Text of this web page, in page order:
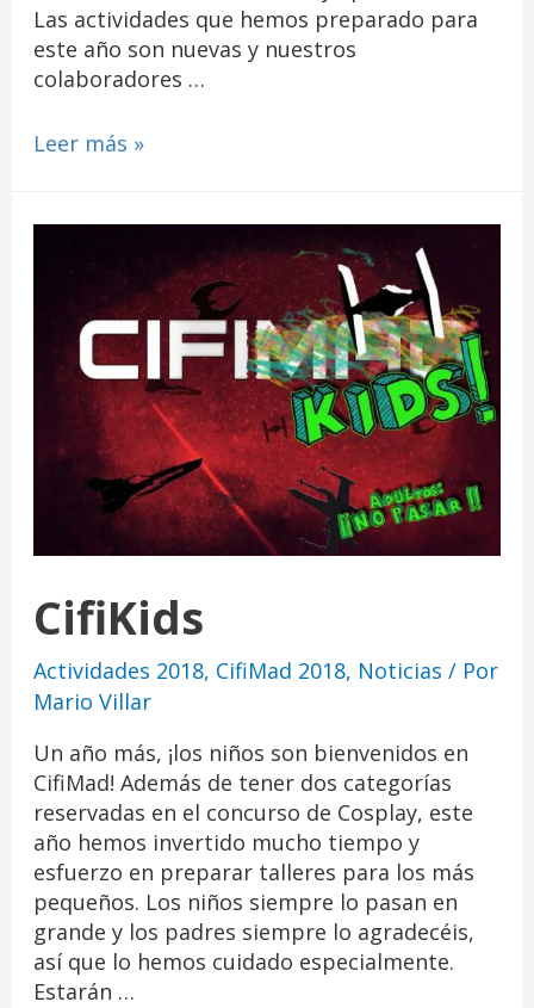
Las actividades que hemos preparado para
este año son nuevas y nuestros
colaboradores …
Leer más »
CifiKids
Actividades 2018, CifiMad 2018, Noticias / Por
Mario Villar
Un año más, ¡los niños son bienvenidos en
CifiMad! Además de tener dos categorías
reservadas en el concurso de Cosplay, este
año hemos invertido mucho tiempo y
esfuerzo en preparar talleres para los más
pequeños. Los niños siempre lo pasan en
grande y los padres siempre lo agradecéis,
así que lo hemos cuidado especialmente.
Estarán …